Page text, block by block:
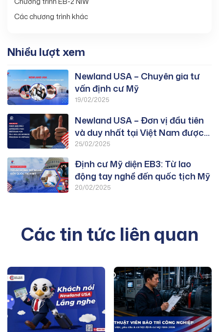
Các chương trình khác
Nhiều lượt xem
Newland USA – Chuyên gia tư
vấn định cư Mỹ
19/02/2025
Newland USA – Đơn vị đầu tiên
và duy nhất tại Việt Nam được
duyệt PWD chương trình EB-3:
25/02/2025
Định cư Mỹ diện EB3: Từ lao
động tay nghề đến quốc tịch Mỹ
20/02/2025
Các tin tức liên quan